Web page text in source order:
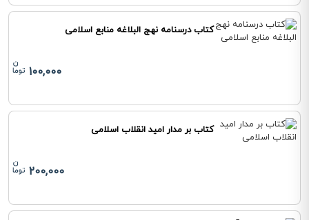
کتاب درسنامه نهج البلاغه منابع اسلامی
100,000
کتاب بر مدار امید انقلاب اسلامی
200,000